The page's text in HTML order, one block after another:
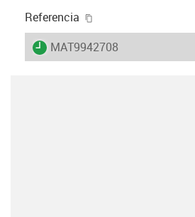
Referencia
igus-icon-lieferzeit
MAT9942708